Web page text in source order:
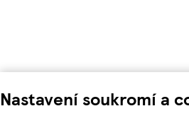
Nastavení soukromí a